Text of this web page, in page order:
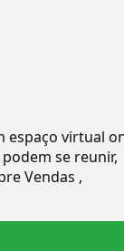
espaço virtual
se reunir,
Vendas ,